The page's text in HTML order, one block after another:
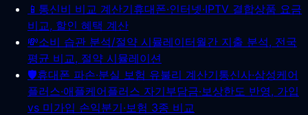
📱 통신비 비교 계산기휴대폰·인터넷·IPTV 결합상품 요금
비교, 할인 혜택 계산
💸소비 습관 분석/절약 시뮬레이터월간 지출 분석, 전국
평균 비교, 절약 시뮬레이션
🛡️휴대폰 파손·분실 보험 유불리 계산기통신사·삼성케어
플러스·애플케어플러스 자기부담금·보상한도 반영, 가입
vs 미가입 손익분기·보험 3종 비교